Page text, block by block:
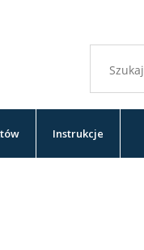
Instrukcje